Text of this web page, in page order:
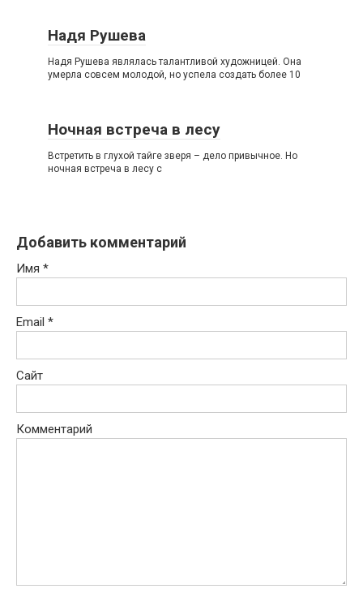
Надя Рушева
Надя Рушева являлась талантливой художницей. Она
умерла совсем молодой, но успела создать более 10
Ночная встреча в лесу
Встретить в глухой тайге зверя – дело привычное. Но
ночная встреча в лесу с
Добавить комментарий
Имя *
Email *
Сайт
Комментарий